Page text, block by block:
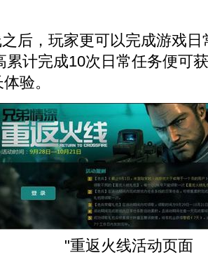
，玩家更可以完成游戏日
累计完成10次日常任务便可
验。
"重返火线活动页面